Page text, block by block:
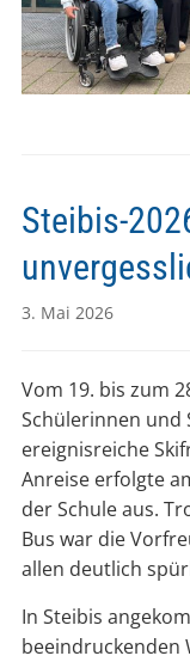
Steibis-
3. Mai 2026
Vom 19. bis zum
Schülerinnen und
ereignisreiche
Anreise erfolgte
der Schule aus.
Bus war die
allen deutlich
In Steibis
beeindruckenden